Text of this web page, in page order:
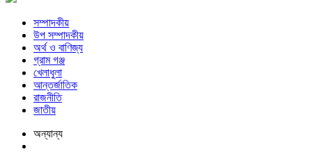
সম্পাদকীয়
উপ সম্পাদকীয়
অর্থ ও বাণিজ্য
গ্রাম গঞ্জ
খেলাধুলা
আন্তর্জাতিক
রাজনীতি
জাতীয়
অন্যান্য